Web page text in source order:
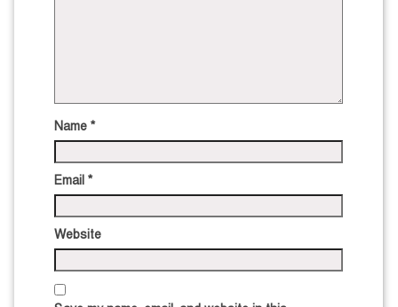
Name *
Email *
Website